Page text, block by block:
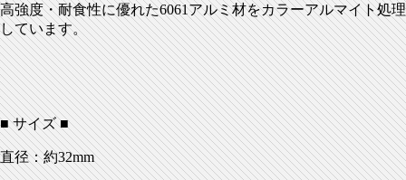
高強度・耐食性に優れた6061アルミ材をカラーアルマイト処理
しています。
■ サイズ ■
直径：約32mm